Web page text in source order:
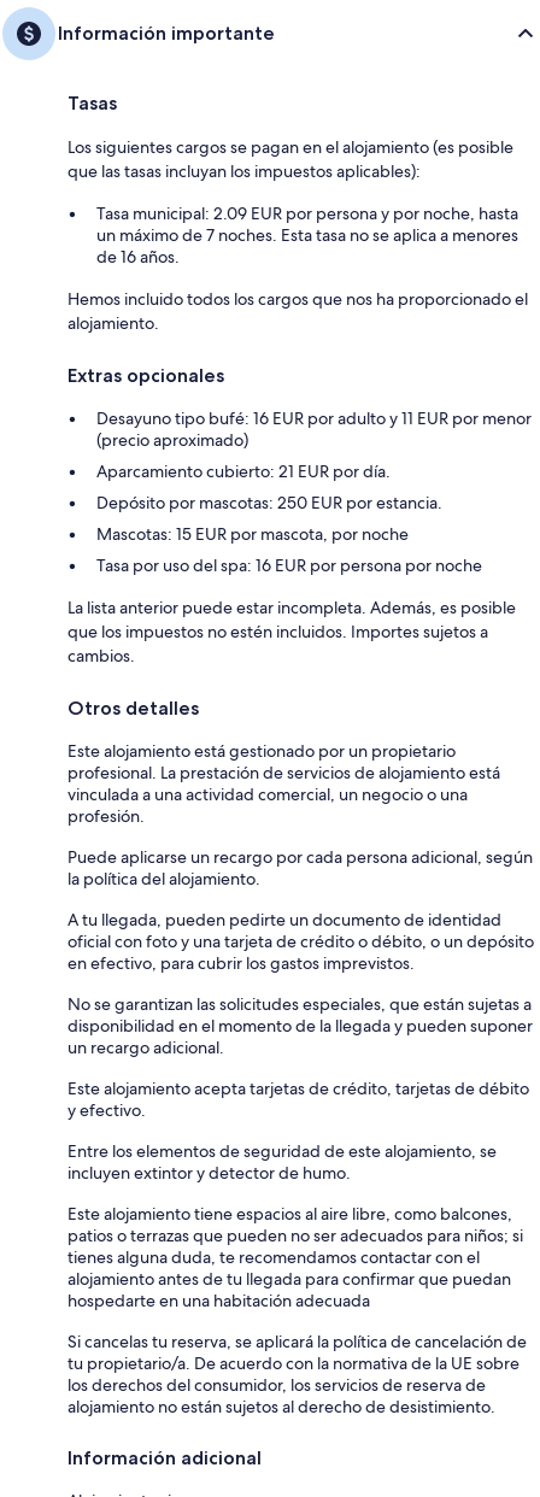
Información importante
Tasas
Los siguientes cargos se pagan en el alojamiento (es posible
que las tasas incluyan los impuestos aplicables):
Tasa municipal: 2.09 EUR por persona y por noche, hasta
un máximo de 7 noches. Esta tasa no se aplica a menores
de 16 años.
Hemos incluido todos los cargos que nos ha proporcionado el
alojamiento.
Extras opcionales
Desayuno tipo bufé: 16 EUR por adulto y 11 EUR por menor
(precio aproximado)
Aparcamiento cubierto: 21 EUR por día.
Depósito por mascotas: 250 EUR por estancia.
Mascotas: 15 EUR por mascota, por noche
Tasa por uso del spa: 16 EUR por persona por noche
La lista anterior puede estar incompleta. Además, es posible
que los impuestos no estén incluidos. Importes sujetos a
cambios.
Otros detalles
Este alojamiento está gestionado por un propietario
profesional. La prestación de servicios de alojamiento está
vinculada a una actividad comercial, un negocio o una
profesión.
Puede aplicarse un recargo por cada persona adicional, según
la política del alojamiento.
A tu llegada, pueden pedirte un documento de identidad
oficial con foto y una tarjeta de crédito o débito, o un depósito
en efectivo, para cubrir los gastos imprevistos.
No se garantizan las solicitudes especiales, que están sujetas a
disponibilidad en el momento de la llegada y pueden suponer
un recargo adicional.
Este alojamiento acepta tarjetas de crédito, tarjetas de débito
y efectivo.
Entre los elementos de seguridad de este alojamiento, se
incluyen extintor y detector de humo.
Este alojamiento tiene espacios al aire libre, como balcones,
patios o terrazas que pueden no ser adecuados para niños; si
tienes alguna duda, te recomendamos contactar con el
alojamiento antes de tu llegada para confirmar que puedan
hospedarte en una habitación adecuada
Si cancelas tu reserva, se aplicará la política de cancelación de
tu propietario/a. De acuerdo con la normativa de la UE sobre
los derechos del consumidor, los servicios de reserva de
alojamiento no están sujetos al derecho de desistimiento.
Información adicional